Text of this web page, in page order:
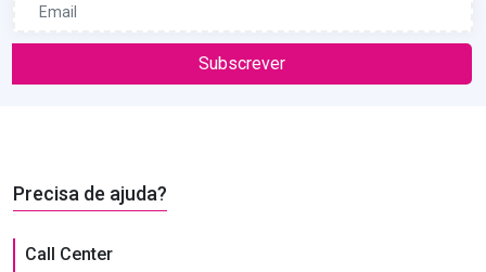
Subscrever
Precisa de ajuda?
Call Center